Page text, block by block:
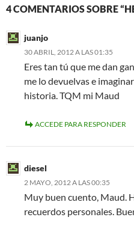
4 COMENTARIOS SOBRE
juanjo
30 ABRIL, 2012 A LAS 01:35
Eres tan tú que me dan
me lo devuelvas e
historia. TQM mi Maud
ACCEDE PARA RESPONDER
diesel
2 MAYO, 2012 A LAS 00:35
Muy buen cuento, Maud.
recuerdos personales.